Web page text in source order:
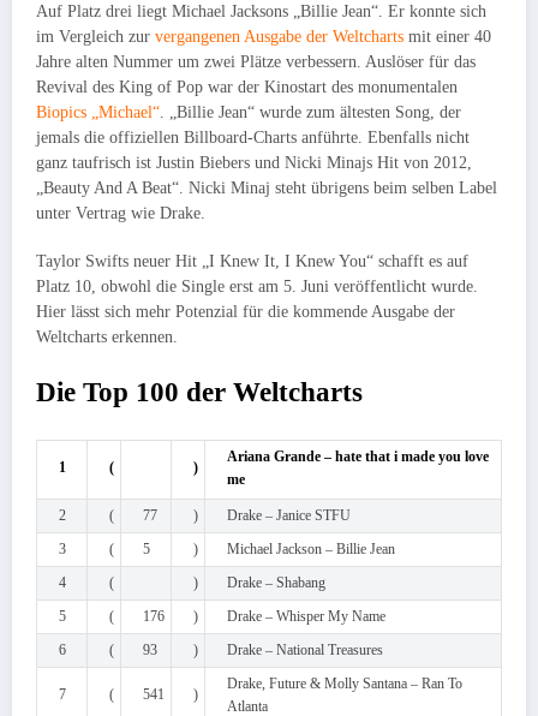
Auf Platz drei liegt Michael Jacksons „Billie Jean“. Er konnte sich
im Vergleich zur vergangenen Ausgabe der Weltcharts mit einer 40
Jahre alten Nummer um zwei Plätze verbessern. Auslöser für das
Revival des King of Pop war der Kinostart des monumentalen
Biopics „Michael“ . „Billie Jean“ wurde zum ältesten Song, der
jemals die offiziellen Billboard-Charts anführte. Ebenfalls nicht
ganz taufrisch ist Justin Biebers und Nicki Minajs Hit von 2012,
„Beauty And A Beat“. Nicki Minaj steht übrigens beim selben Label
unter Vertrag wie Drake.
Taylor Swifts neuer Hit „I Knew It, I Knew You“ schafft es auf
Platz 10, obwohl die Single erst am 5. Juni veröffentlicht wurde.
Hier lässt sich mehr Potenzial für die kommende Ausgabe der
Weltcharts erkennen.
Die Top 100 der Weltcharts
1 ( )
Ariana Grande – hate that i made you love
me
2 ( 77 )
Drake – Janice STFU
3
( 5 )
Michael Jackson – Billie Jean
4
( )
Drake – Shabang
5
( 176 )
Drake – Whisper My Name
6
( 93 ) Drake – National Treasures
7 ( 541 )
Drake, Future & Molly Santana – Ran To
Atlanta